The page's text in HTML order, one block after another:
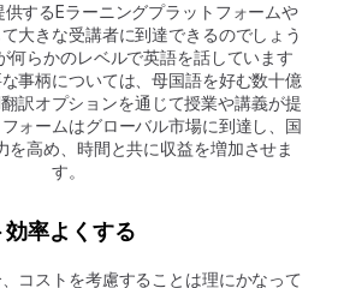
するEラーニングプラットフォームや
大きな受講者に到達できるのでしょう
何らかのレベルで英語を話しています
事柄については、母国語を好む数十億
訳オプションを通じて授業や講義が提
ォームはグローバル市場に到達し、国
を高め、時間と共に収益を増加させま
す。
率よくする
コストを考慮することは理にかなって